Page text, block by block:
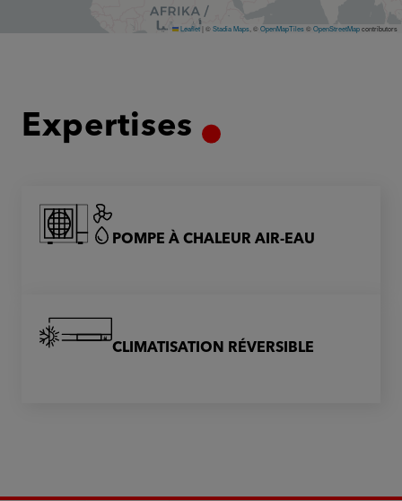
Leaflet| ©Stadia Maps , ©OpenMapTiles©OpenStreetMapcontributors
Expertises
POMPE À CHALEUR AIR-EAU
CLIMATISATION RÉVERSIBLE